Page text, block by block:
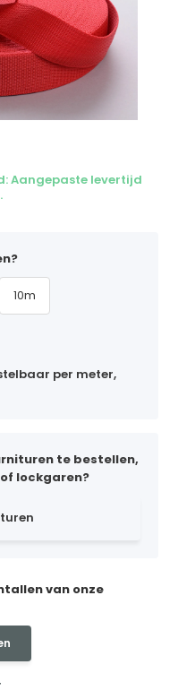
Aangepaste levertijd
10m
per meter,
te bestellen,
lockgaren?
van onze